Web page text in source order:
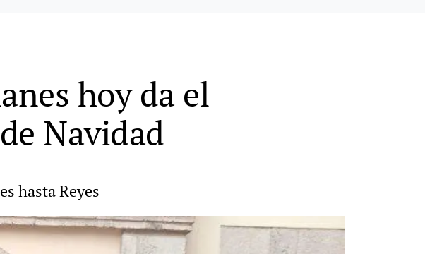
hoy da el
Navidad
hasta Reyes